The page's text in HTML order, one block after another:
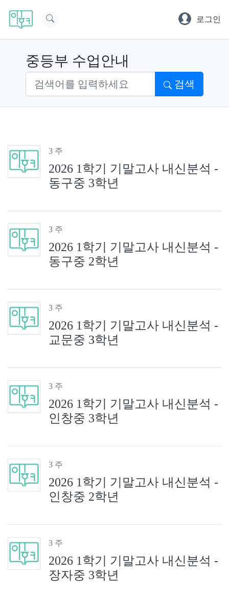
로그인
중등부 수업안내
검색
3 주
2026 1학기 기말고사 내신분석 -
동구중 3학년
3 주
2026 1학기 기말고사 내신분석 -
동구중 2학년
3 주
2026 1학기 기말고사 내신분석 -
교문중 3학년
3 주
2026 1학기 기말고사 내신분석 -
인창중 3학년
3 주
2026 1학기 기말고사 내신분석 -
인창중 2학년
3 주
2026 1학기 기말고사 내신분석 -
장자중 3학년